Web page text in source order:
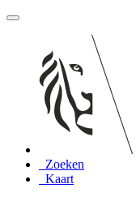
Zoeken
Kaart